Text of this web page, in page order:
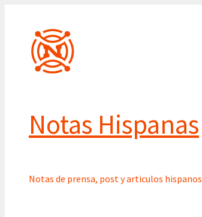
contenido
Notas Hispanas
Notas de prensa, post y articulos hispanos